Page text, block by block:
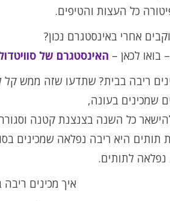
כל העצות והטיפים.
אחרי באינסטגרם נכון?
בואו לכאן – האינסטגרם של
ריבה בבית? שתדעו שזה ממש קל
שמכינים בעונה,
כל השנה בצנצנת קטנה
תותים היא ריבה נפלאה שמכינים
נפלאה לתותים.
איך מכינים ריבה